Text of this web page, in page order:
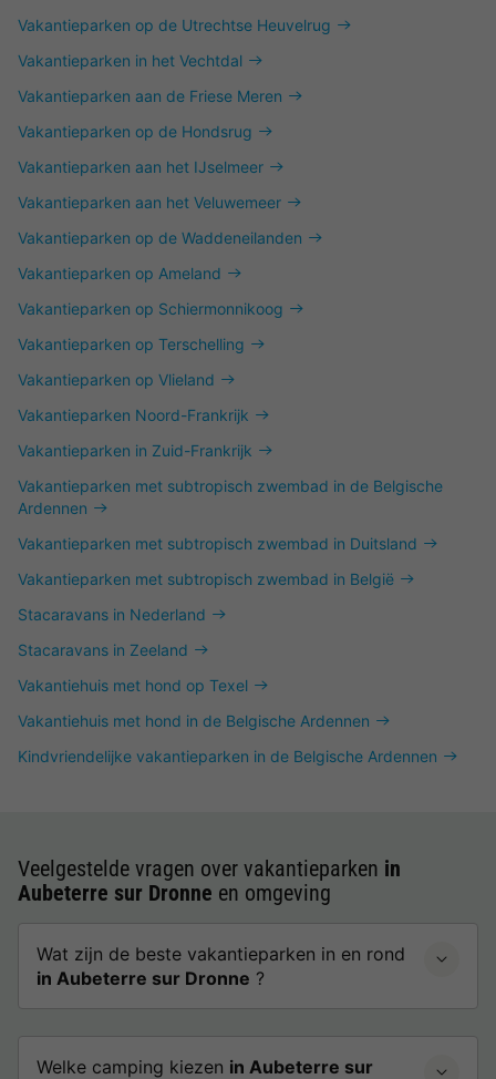
Vakantieparken op de Utrechtse Heuvelrug
Vakantieparken in het Vechtdal
Vakantieparken aan de Friese Meren
Vakantieparken op de Hondsrug
Vakantieparken aan het IJselmeer
Vakantieparken aan het Veluwemeer
Vakantieparken op de Waddeneilanden
Vakantieparken op Ameland
Vakantieparken op Schiermonnikoog
Vakantieparken op Terschelling
Vakantieparken op Vlieland
Vakantieparken Noord-Frankrijk
Vakantieparken in Zuid-Frankrijk
Vakantieparken met subtropisch zwembad in de Belgische
Ardennen
Vakantieparken met subtropisch zwembad in Duitsland
Vakantieparken met subtropisch zwembad in België
Stacaravans in Nederland
Stacaravans in Zeeland
Vakantiehuis met hond op Texel
Vakantiehuis met hond in de Belgische Ardennen
Kindvriendelijke vakantieparken in de Belgische Ardennen
Veelgestelde vragen over vakantieparken in
Aubeterre sur Dronne en omgeving
Wat zijn de beste vakantieparken in en rond
in Aubeterre sur Dronne ?
Welke camping kiezen in Aubeterre sur